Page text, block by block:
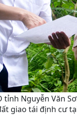
tỉnh Nguyễn Văn
giao tái định cư